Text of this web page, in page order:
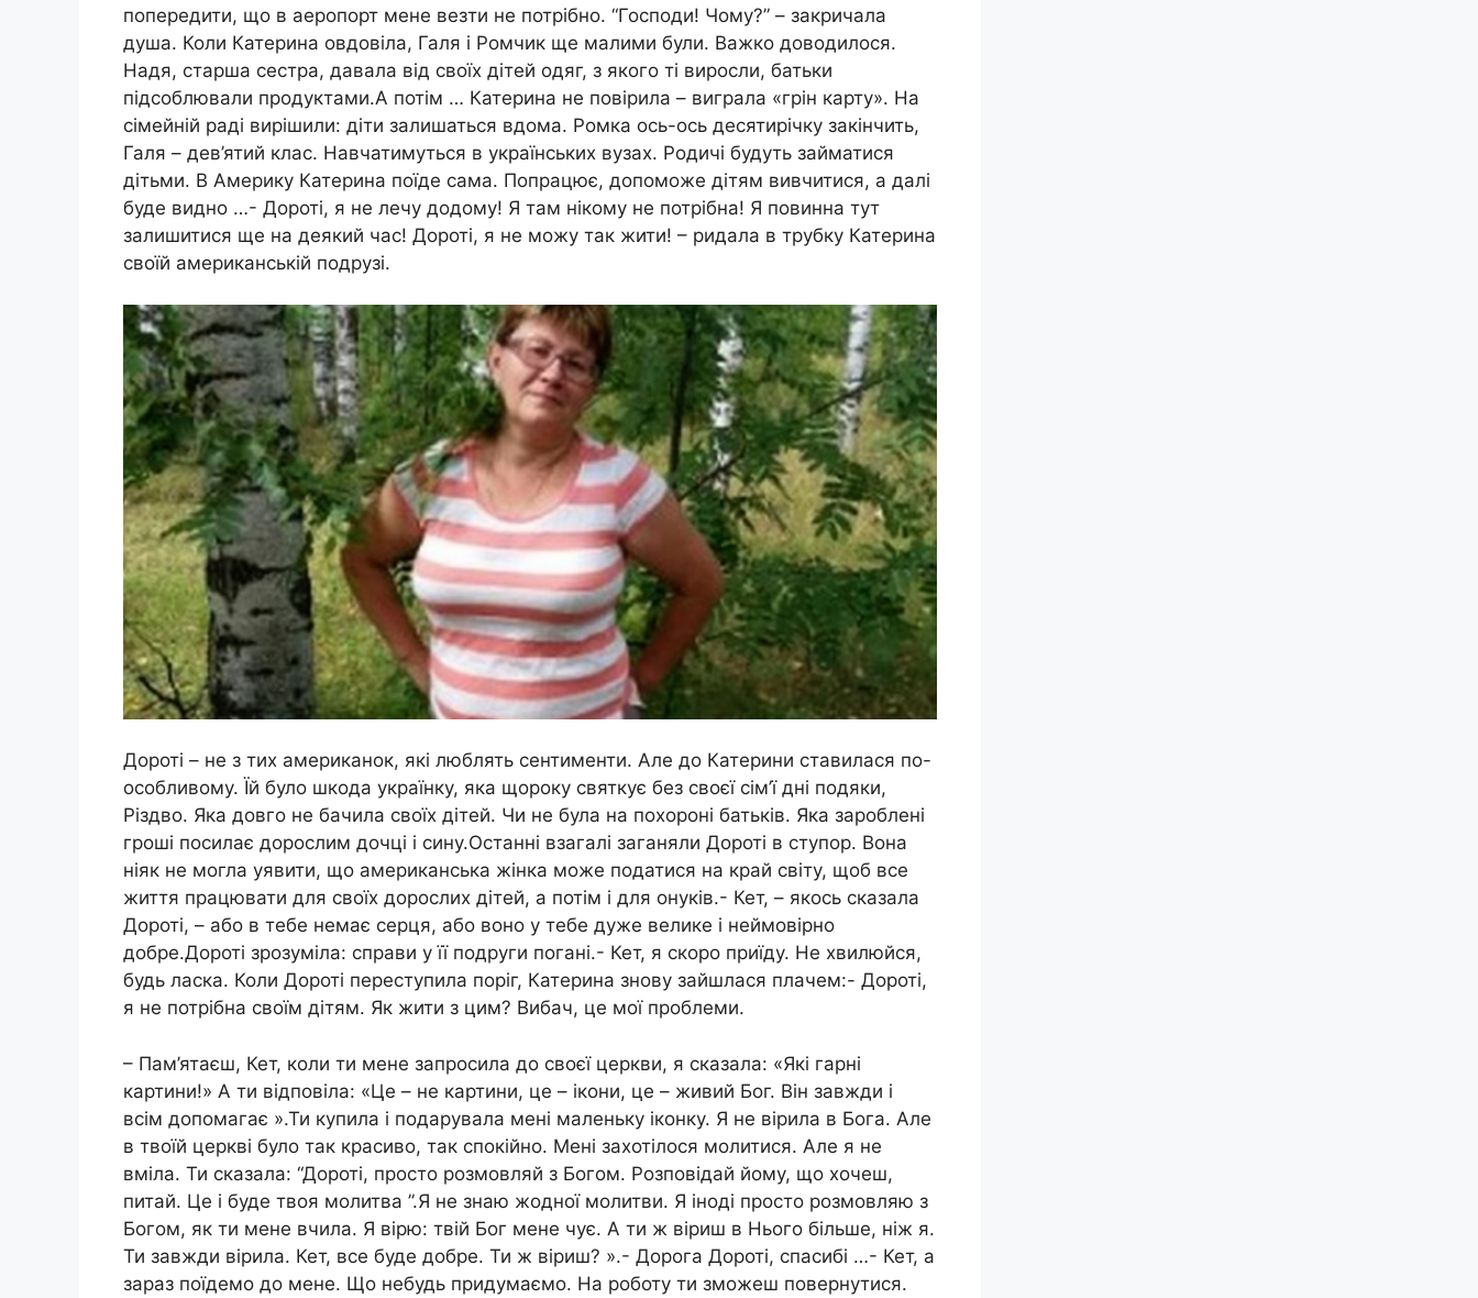
попередити, що в аеропорт мене везти не потрібно. “Господи! Чому?” – закричала
душа. Коли Катерина овдовіла, Галя і Ромчик ще малими були. Важко доводилося.
Надя, старша сестра, давала від своїх дітей одяг, з якого ті виросли, батьки
підсоблювали продуктами.А потім … Катерина не повірила – виграла «грін карту». На
сімейній раді вирішили: діти залишаться вдома. Ромка ось-ось десятирічку закінчить,
Галя – дев’ятий клас. Навчатимуться в українських вузах. Родичі будуть займатися
дітьми. В Америку Катерина поїде сама. Попрацює, допоможе дітям вивчитися, a далі
буде видно …- Дороті, я не лечу додому! Я там нікому не потрібна! Я повинна тут
залишитися ще на деякий час! Дороті, я не можу так жити! – ридала в трубку Катерина
своїй американській подрузі.
Дороті – не з тих американок, які люблять сентименти. Але до Катерини ставилася по-
особливому. Їй було шкода українку, яка щороку святкує без своєї сім’ї дні подяки,
Різдво. Яка довго не бачила своїх дітей. Чи не була на похороні батьків. Яка зароблені
гроші посилає дорослим дочці і сину.Останні взагалі заганяли Дороті в ступор. Вона
ніяк не могла уявити, що американська жінка може податися на край світу, щоб все
життя працювати для своїх дорослих дітей, a потім і для онуків.- Кет, – якось сказала
Дороті, – або в тебе немає серця, або воно у тебе дуже велике і неймовірно
добре.Дороті зрозуміла: справи y її подруги погані.- Кет, я скоро приїду. Не хвилюйся,
будь ласка. Коли Дороті переступила поріг, Катерина знову зайшлася плачем:- Дороті,
я не потрібна своїм дітям. Як жити з цим? Вибач, це мої проблеми.
– Пам’ятаєш, Кет, коли ти мене запросила до своєї церкви, я сказала: «Які гарні
картини!» А ти відповіла: «Це – не картини, це – ікони, це – живий Бог. Він завжди і
всім допомагає ».Ти купила і подарувала мені маленьку іконку. Я не вірила в Бога. Але
в твоїй церкві було так красиво, так спокійно. Мені захотілося молитися. Але я не
вміла. Ти сказала: “Дороті, просто розмовляй з Богом. Розповідай йому, що хочеш,
питай. Це і буде твоя молитва ”.Я не знаю жодної молитви. Я іноді просто розмовляю з
Богом, як ти мене вчила. Я вірю: твій Бог мене чує. А ти ж віриш в Нього більше, ніж я.
Ти завжди вірила. Кет, все буде добре. Ти ж віриш? ».- Дорога Дороті, спасибі …- Кет, a
зараз поїдемо до мене. Що небудь придумаємо. На роботу ти зможеш повернутися.